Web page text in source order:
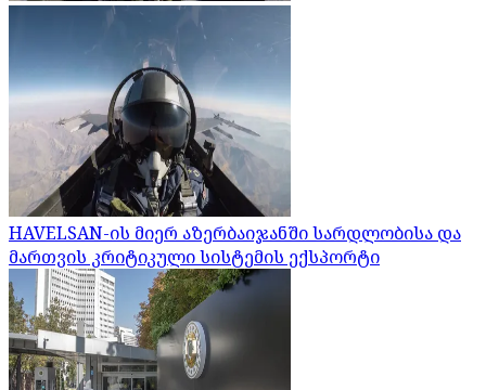
HAVELSAN-ის მიერ აზერბაიჯანში სარდლობისა და
მართვის კრიტიკული სისტემის ექსპორტი